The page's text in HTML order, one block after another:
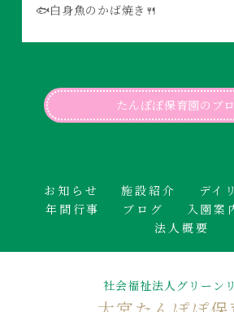
🐟白身魚のかば焼き🍴
たんぽぽ保育園のブ
お知らせ 施設紹介
デイ
年間行事
ブログ 入園案
法人概要
社会福祉法人グリーン